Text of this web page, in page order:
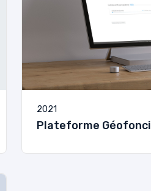
2021
Plateforme